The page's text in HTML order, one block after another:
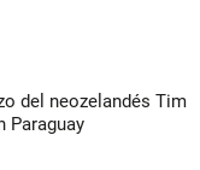
del neozelandés Tim
Paraguay